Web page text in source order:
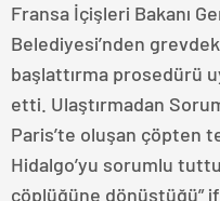
Fransa İçişleri Bakanı
Belediyesi’nden
başlattırma prosedürü
etti. Ulaştırmadan
Paris’te oluşan çöpten
Hidalgo’yu sorumlu
çöplüğüne dönüştüğü”